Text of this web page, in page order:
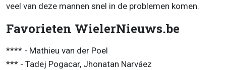
veel van deze mannen snel in de problemen komen.
Favorieten WielerNieuws.be
**** - Mathieu van der Poel
*** - Tadej Pogacar, Jhonatan Narváez